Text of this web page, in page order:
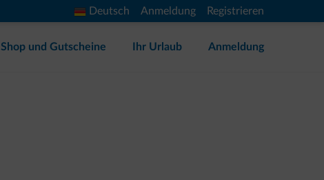
Deutsch Anmeldung Registrieren
Shop und Gutscheine Ihr Urlaub Anmeldung